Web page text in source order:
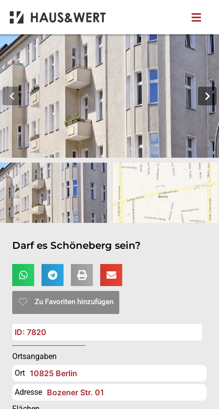
Darf es Schöneberg sein?
Zu Favoriten hinzufügen
ID: 7820
Ortsangaben
Ort 10825 Berlin
Adresse Bozener Str. 01